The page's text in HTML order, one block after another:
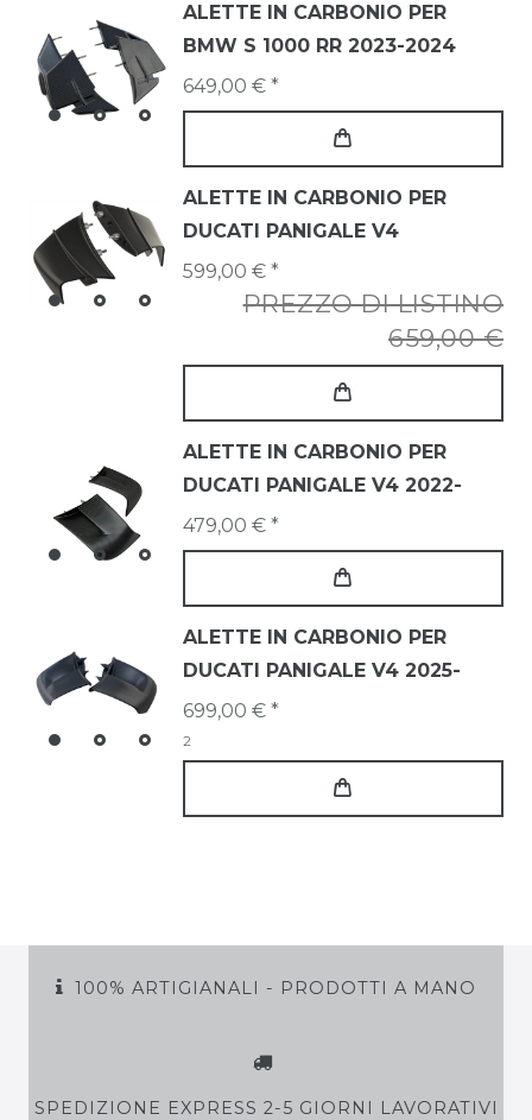
ALETTE IN CARBONIO PER
BMW S 1000 RR 2023-2024
649,00 € *
ALETTE IN CARBONIO PER
DUCATI PANIGALE V4
PREZZO DI LISTINO
659,00 €
599,00 € *
ALETTE IN CARBONIO PER
DUCATI PANIGALE V4 2022-
479,00 € *
ALETTE IN CARBONIO PER
DUCATI PANIGALE V4 2025-
699,00 € *
2
100% ARTIGIANALI - PRODOTTI A MANO
SPEDIZIONE EXPRESS 2-5 GIORNI LAVORATIVI